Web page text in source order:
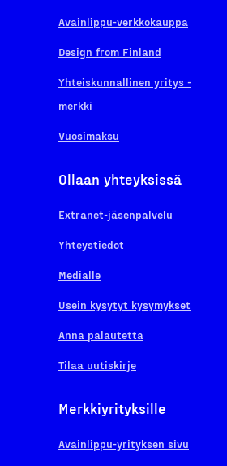
Avainlippu-verkkokauppa
Design from Finland
Yhteiskunnallinen yritys -
merkki
Vuosimaksu
Ollaan yhteyksissä
Extranet-jäsenpalvelu
Yhteystiedot
Medialle
Usein kysytyt kysymykset
Anna palautetta
Tilaa uutiskirje
Merkkiyrityksille
Avainlippu-yrityksen sivu